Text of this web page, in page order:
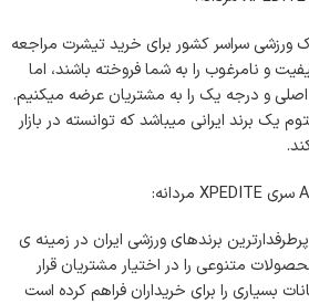
ورزشی سراسر کشور برای خرید تیشرت مراجعه
و نامرغوب را به شما فروخته باشند، اما
و درجه یک را به مشتریان عرضه میکنیم.
یک برند ایرانی میباشد که توانسته در بازار
برندهای ورزشی ایران در زمینه ی
متنوعی را در اختیار مشتریان قرار
بسیاری را برای خریداران فراهم کرده است